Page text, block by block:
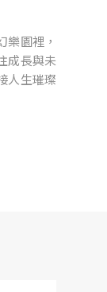
樂園裡，
成長與未
人生璀璨